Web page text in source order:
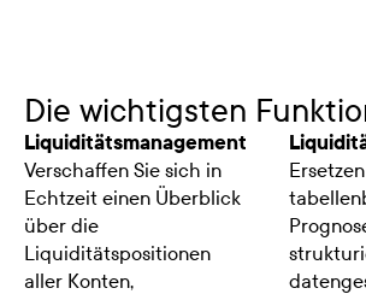
Die wichtigsten
Liquiditätsmanagement
Verschaffen Sie sich in
Echtzeit einen Überblick
über die
Liquiditätspositionen
aller Konten,